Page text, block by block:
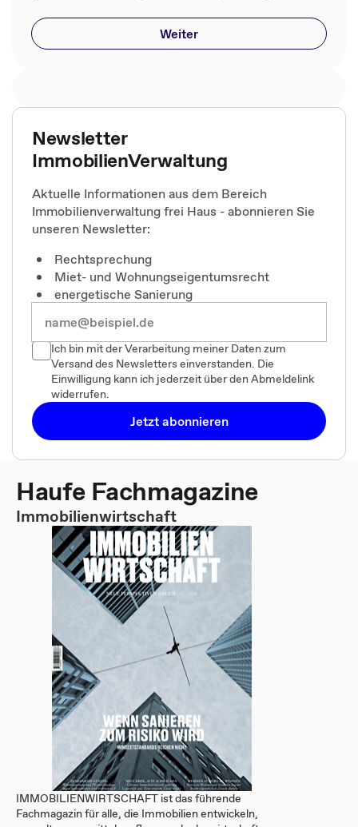
Weiter
Newsletter
ImmobilienVerwaltung
Aktuelle Informationen aus dem Bereich
Immobilienverwaltung frei Haus - abonnieren Sie
unseren Newsletter:
Rechtsprechung
Miet- und Wohnungseigentumsrecht
energetische Sanierung
Ich bin mit der Verarbeitung meiner Daten zum
Versand des Newsletters einverstanden. Die
Einwilligung kann ich jederzeit über den Abmeldelink
widerrufen.
Jetzt abonnieren
Haufe Fachmagazine
Immobilienwirtschaft
IMMOBILIENWIRTSCHAFT ist das führende
Fachmagazin für alle, die Immobilien entwickeln,